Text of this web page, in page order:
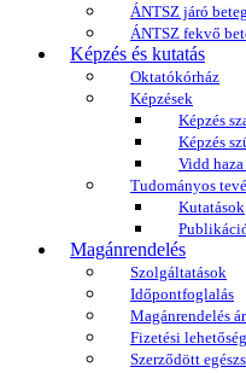
ÁNTSZ járó
ÁNTSZ fekvő
Képzés és kutatás
Oktatókórház
Képzések
Képzés
Képzés
Vidd
Tudományos
Kutatások
Magánrendelés
Szolgáltatások
Időpontfoglalás
Magánrendelés
Fizetési
Szerződött